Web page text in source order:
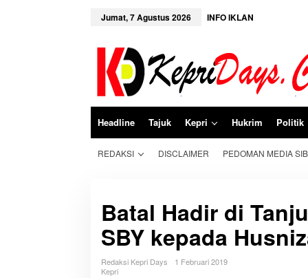
Jumat, 7 Agustus 2026 INFO IKLAN
Headline Tajuk Kepri Hukrim Politik
REDAKSI DISCLAIMER PEDOMAN MEDIA
Batal Hadir di
SBY kepada
Redaksi Kepri Days
1 Februari 2019
Kepri